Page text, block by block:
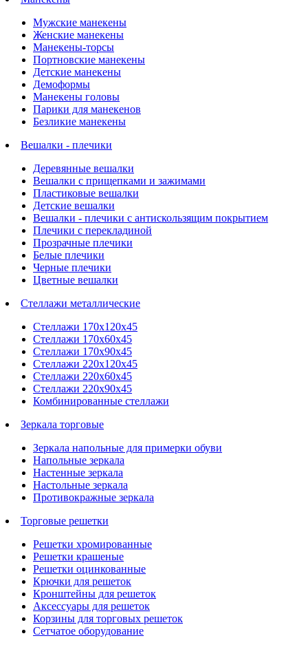
Мужские манекены
Женские манекены
Манекены-торсы
Портновские манекены
Детские манекены
Демоформы
Манекены головы
Парики для манекенов
Безликие манекены
Вешалки - плечики
Деревянные вешалки
Вешалки с прищепками и зажимами
Пластиковые вешалки
Детские вешалки
Вешалки - плечики с антискользящим покрытием
Плечики с перекладиной
Прозрачные плечики
Белые плечики
Черные плечики
Цветные вешалки
Стеллажи металлические
Стеллажи 170х120х45
Стеллажи 170х60х45
Стеллажи 170х90х45
Стеллажи 220х120х45
Стеллажи 220х60х45
Стеллажи 220х90х45
Комбинированные стеллажи
Зеркала торговые
Зеркала напольные для примерки обуви
Напольные зеркала
Настенные зеркала
Настольные зеркала
Противокражные зеркала
Торговые решетки
Решетки хромированные
Решетки крашеные
Решетки оцинкованные
Крючки для решеток
Кронштейны для решеток
Аксессуары для решеток
Корзины для торговых решеток
Сетчатое оборудование